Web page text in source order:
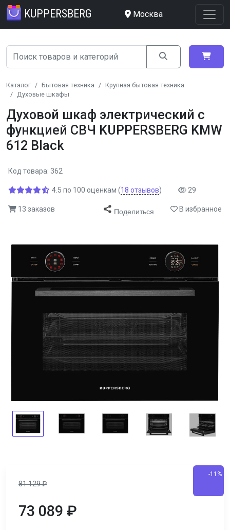
KUPPERSBERG Москва
Каталог Бытовая техника
Крупная бытовая техника
Духовые шкафы
Духовой шкаф электрический с
функцией СВЧ KUPPERSBERG KMW
612 Black
Код товара: 362
4.5 по 100 оценкам (18 отзывов) 29
13 заказов Поделиться В избранное
81 129₽
-11%
73 089 ₽